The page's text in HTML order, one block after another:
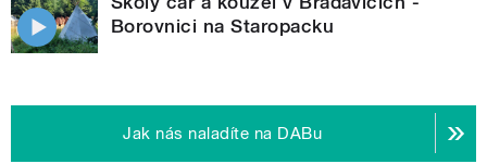
Borovnici na Staropacku
Jak nás naladíte na DABu